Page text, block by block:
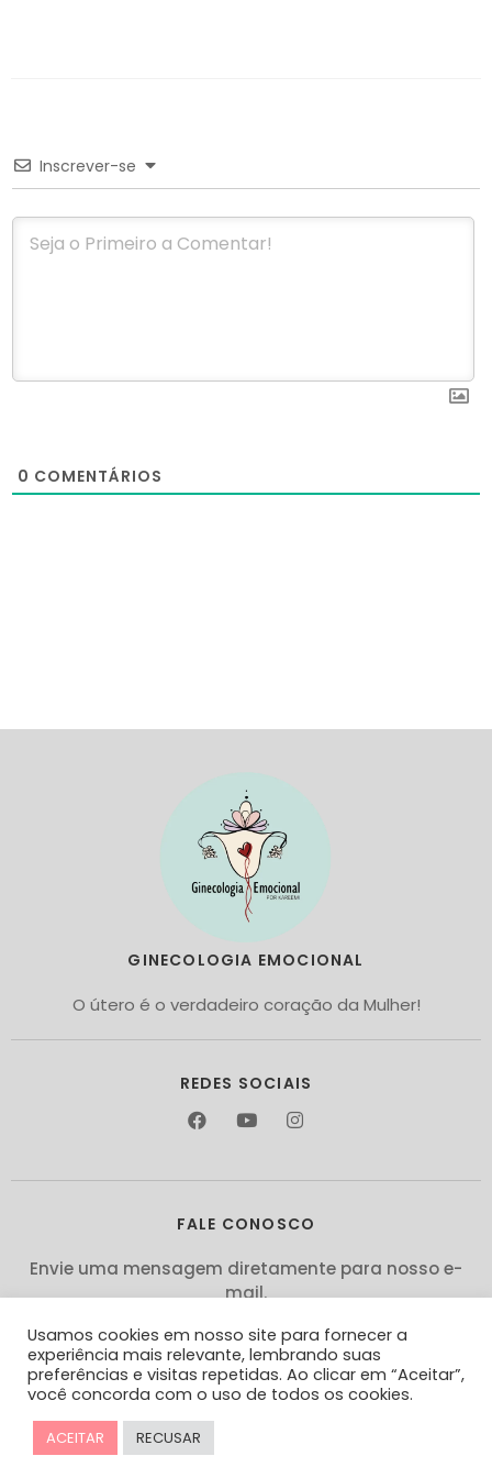
Inscrever-se
0 COMENTÁRIOS
GINECOLOGIA EMOCIONAL
O útero é o verdadeiro coração da Mulher!
FALE CONOSCO
Envie uma mensagem diretamente para nosso e-
mail.
contato@ginecologiaemocional.org
(15) 98107-0181
REDES SOCIAIS
Usamos cookies em nosso site para fornecer a
experiência mais relevante, lembrando suas
preferências e visitas repetidas. Ao clicar em “Aceitar”,
você concorda com o uso de todos os cookies.
ACEITAR RECUSAR